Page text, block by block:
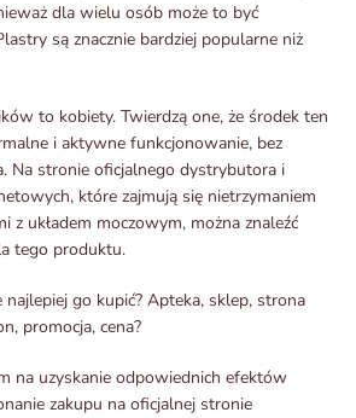
dla wielu osób może to być
są znacznie bardziej popularne niż
to kobiety. Twierdzą one, że środek ten
i aktywne funkcjonowanie, bez
Na stronie oficjalnego dystrybutora i
które zajmują się nietrzymaniem
z układem moczowym, można znaleźć
tego produktu.
najlepiej go kupić? Apteka, sklep, strona
promocja, cena?
na uzyskanie odpowiednich efektów
zakupu na oficjalnej stronie